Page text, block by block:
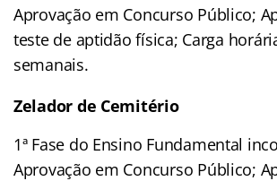
Aprovação em Concurso Público;
teste de aptidão física; Carga
semanais.
Zelador de Cemitério
1ª Fase do Ensino Fundamental
Aprovação em Concurso Público;